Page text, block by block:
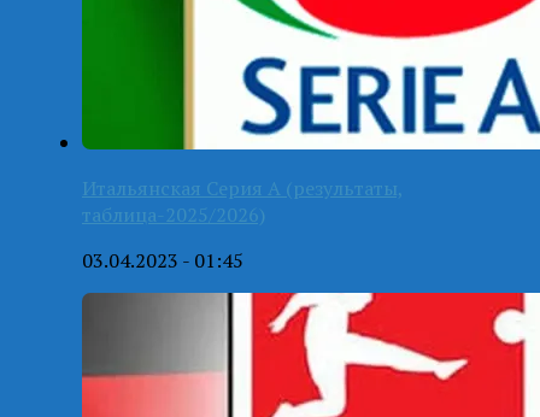
Итальянская Серия А (результаты,
таблица-2025/2026)
03.04.2023 - 01:45